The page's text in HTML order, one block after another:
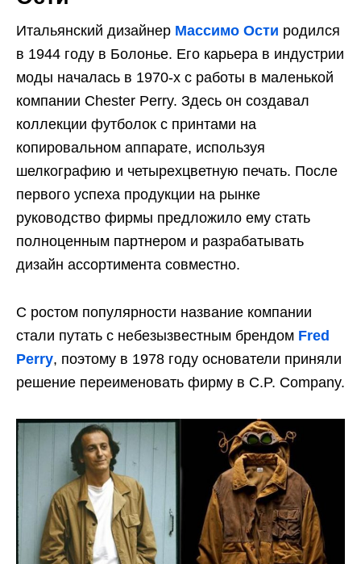
Итальянский дизайнер Массимо Ости родился
в 1944 году в Болонье. Его карьера в индустрии
моды началась в 1970-х с работы в маленькой
компании Chester Perry. Здесь он создавал
коллекции футболок с принтами на
копировальном аппарате, используя
шелкографию и четырехцветную печать. После
первого успеха продукции на рынке
руководство фирмы предложило ему стать
полноценным партнером и разрабатывать
дизайн ассортимента совместно.
С ростом популярности название компании
стали путать с небезызвестным брендом Fred
Perry, поэтому в 1978 году основатели приняли
решение переименовать фирму в C.P. Company.